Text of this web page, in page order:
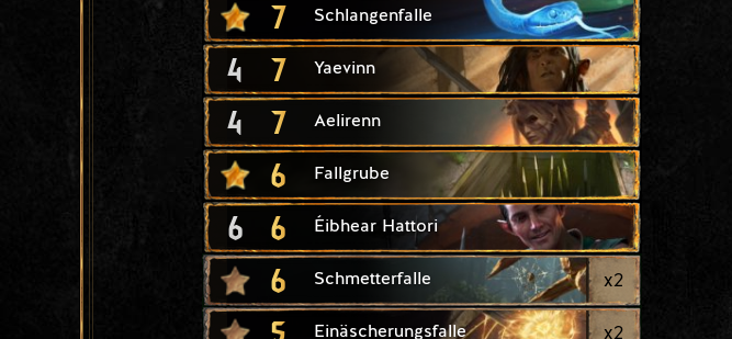
7 Schlangenfalle
4 7 Yaevinn
4 7 Aelirenn
6 Fallgrube
6 6 Éibhear Hattori
6 Schmetterfalle x2
Einäscherungsfalle x2